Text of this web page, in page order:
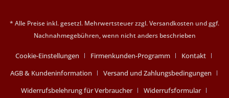
* Alle Preise inkl. gesetzl. Mehrwertsteuer zzgl.Versandkosten und ggf.
Nachnahmegebühren, wenn nicht anders beschrieben
Cookie-Einstellungen Firmenkunden-Programm
Kontakt
AGB & Kundeninformation
Versand und Zahlungsbedingungen
Widerrufsbelehrung für Verbraucher
Widerrufsformular